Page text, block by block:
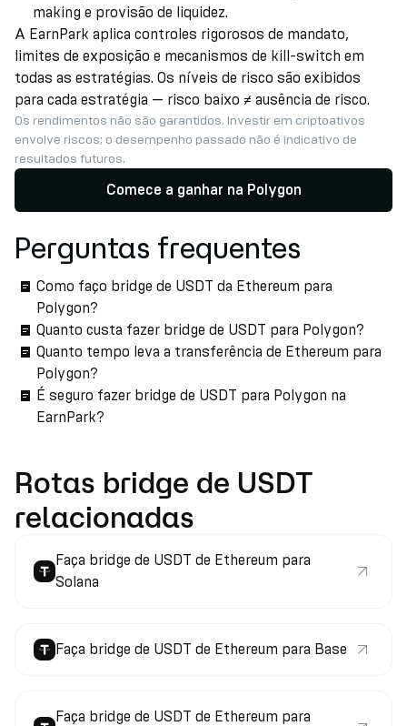
making e provisão de liquidez.
A EarnPark aplica controles rigorosos de mandato,
limites de exposição e mecanismos de kill-switch em
todas as estratégias. Os níveis de risco são exibidos
para cada estratégia — risco baixo ≠ ausência de risco.
Os rendimentos não são garantidos. Investir em criptoativos
envolve riscos; o desempenho passado não é indicativo de
resultados futuros.
Comece a ganhar na Polygon
Perguntas frequentes
Como faço bridge de USDT da Ethereum para
Polygon?
Quanto custa fazer bridge de USDT para Polygon?
Quanto tempo leva a transferência de Ethereum para
Polygon?
É seguro fazer bridge de USDT para Polygon na
EarnPark?
Rotas bridge de USDT
relacionadas
Faça bridge de USDT de Ethereum para
Solana
Faça bridge de USDT de Ethereum para Base
Faça bridge de USDT de Ethereum para